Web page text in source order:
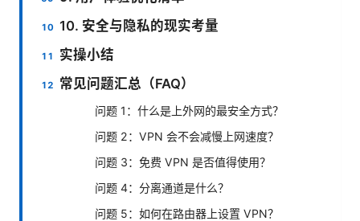
10. 安全与隐私的现实考量
实操小结
常见问题汇总（FAQ）
问题 1：什么是上外网的最安全方式？
问题 2：VPN 会不会减慢上网速度？
问题 3：免费 VPN 是否值得使用？
问题 4：分离通道是什么？
问题 5：如何在路由器上设置 VPN？